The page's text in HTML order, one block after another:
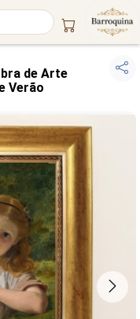
ART
de arte do mundo
a genialidade de
e o requinte inconfundível
Canvas 100% Algodão
Pigmentação Mineral
de Arte
Verão